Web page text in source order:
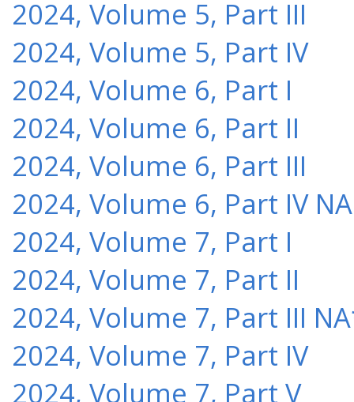
2024, Volume 5, Part III
2024, Volume 5, Part IV
2024, Volume 6, Part I
2024, Volume 6, Part II
2024, Volume 6, Part III
2024, Volume 6, Part IV NA
2024, Volume 7, Part I
2024, Volume 7, Part II
2024, Volume 7, Part III
2024, Volume 7, Part IV
2024, Volume 7, Part V